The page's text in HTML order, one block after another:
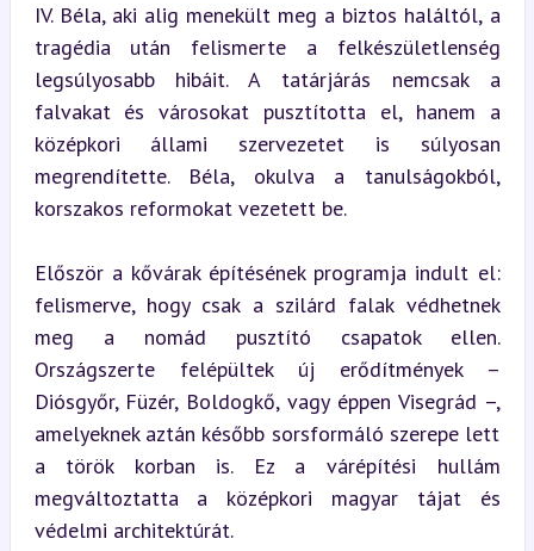
IV. Béla, aki alig menekült meg a biztos haláltól, a
tragédia után felismerte a felkészületlenség
legsúlyosabb hibáit. A tatárjárás nemcsak a
falvakat és városokat pusztította el, hanem a
középkori állami szervezetet is súlyosan
megrendítette. Béla, okulva a tanulságokból,
korszakos reformokat vezetett be.
Először a kővárak építésének programja indult el:
felismerve, hogy csak a szilárd falak védhetnek
meg a nomád pusztító csapatok ellen.
Országszerte felépültek új erődítmények –
Diósgyőr, Füzér, Boldogkő, vagy éppen Visegrád –,
amelyeknek aztán később sorsformáló szerepe lett
a török korban is. Ez a várépítési hullám
megváltoztatta a középkori magyar tájat és
védelmi architektúrát.